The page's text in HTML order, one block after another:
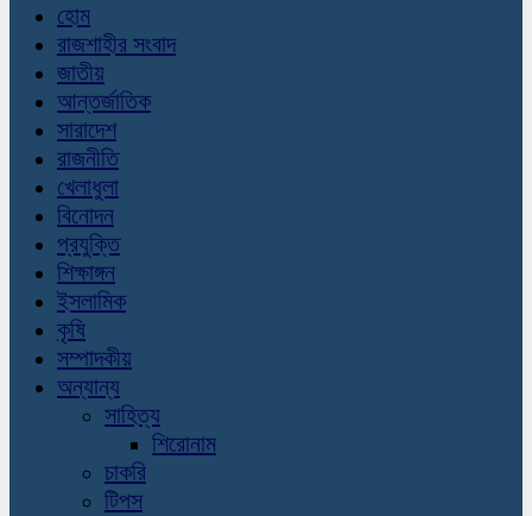
হোম
রাজশাহীর সংবাদ
জাতীয়
আন্তর্জাতিক
সারাদেশ
রাজনীতি
খেলাধুলা
বিনোদন
প্রযুক্তি
শিক্ষাঙ্গন
ইসলামিক
কৃষি
সম্পাদকীয়
অন্যান্য
সাহিত্য
শিরোনাম
চাকরি
টিপস